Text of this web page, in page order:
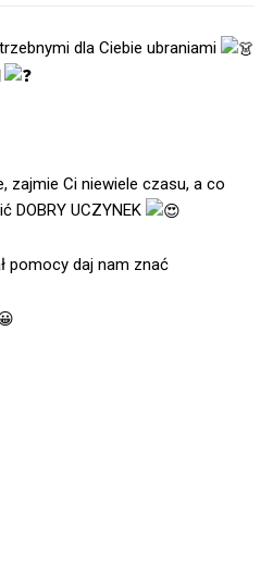
dla Ciebie ubraniami
zajmie Ci niewiele czasu, a co
DOBRY UCZYNEK
pomocy daj nam znać